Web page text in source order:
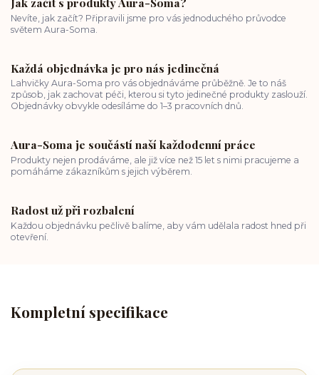
Nevíte, jak začít? Připravili jsme pro vás jednoduchého průvodce
světem Aura-Soma.
Každá objednávka je pro nás jedinečná
Lahvičky Aura-Soma pro vás objednáváme průběžně. Je to náš
způsob, jak zachovat péči, kterou si tyto jedinečné produkty zaslouží.
Objednávky obvykle odesíláme do 1–3 pracovních dnů.
Aura-Soma je součástí naší každodenní práce
Produkty nejen prodáváme, ale již více než 15 let s nimi pracujeme a
pomáháme zákazníkům s jejich výběrem.
Radost už při rozbalení
Každou objednávku pečlivě balíme, aby vám udělala radost hned při
otevření.
Kompletní specifikace